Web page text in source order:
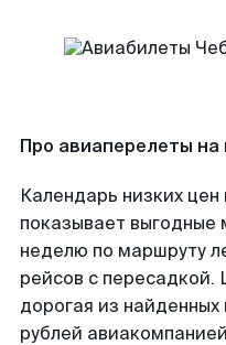
Про авиаперелеты
Календарь низких
показывает выгодные
неделю по маршруту
рейсов с пересадкой.
дорогая из
рублей